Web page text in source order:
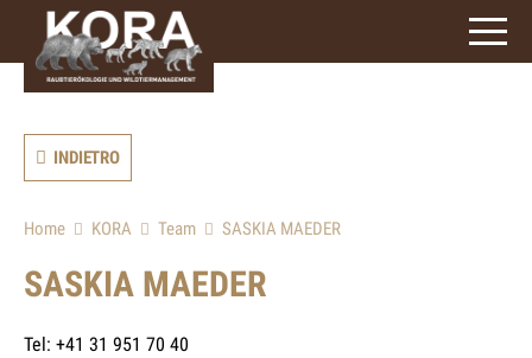
signs)
INDIETRO
Home KORA Team SASKIA MAEDER
SASKIA MAEDER
Tel: +41 31 951 70 40